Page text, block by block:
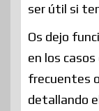
ser útil si
Os dejo
en los
frecuentes
detallando